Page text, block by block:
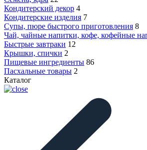
Кондитерский декор 4
Кондитерские изделия 7
Супы, пюре быстрого приготовления 8
Чай, чайные напитки, кофе, кофейные
Быстрые завтраки 12
Крышки, спички 2
Пищевые ингредиенты 86
Пасхальные товары 2
Каталог